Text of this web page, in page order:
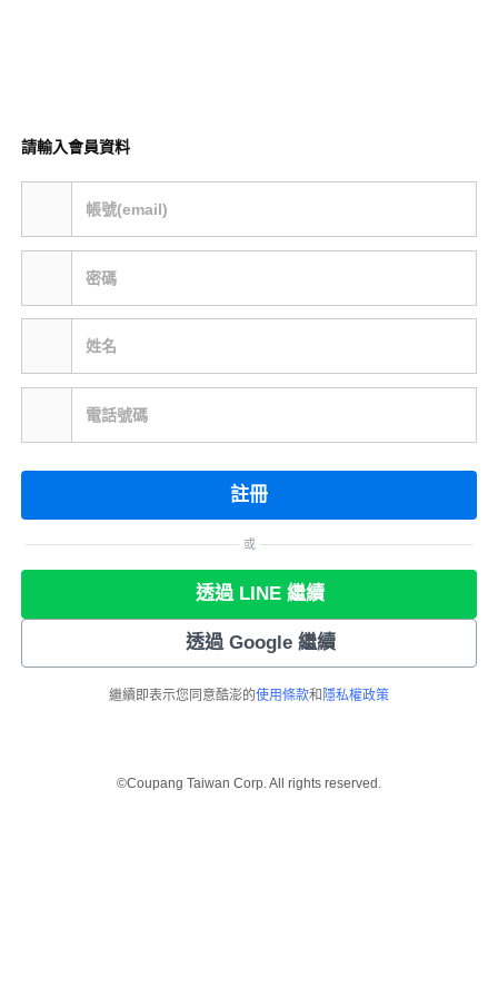
請輸入會員資料
帳號(email)
密碼
姓名
電話號碼
註冊
或
透過 LINE 繼續
透過 Google 繼續
繼續即表示您同意酷澎的使用條款和 隱私權政策
©Coupang Taiwan Corp. All rights reserved.